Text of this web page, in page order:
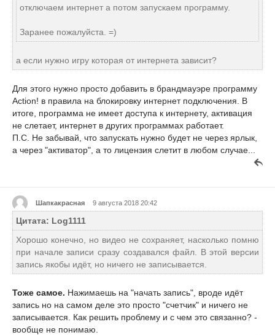
отключаем интернет а потом запускаем программу.
Заранее пожалуйста. =)
а если нужно игру которая от интернета зависит?
Для этого нужно просто добавить в брандмауэре программу
Action! в правила на блокировку интернет подключения. В
итоге, программа не имеет доступа к интернету, активация
не слетает, интернет в других программах работает.
П.С. Не забывай, что запускать нужно будет не через ярлык,
а через "активатор", а то лицензия слетит в любом случае...
Шапкакрасная 9 августа 2018 20:42
Цитата: Log1111
Хорошо конечно, но видео не сохраняет, насколько помню
при начале записи сразу создавался файл. В этой версии
запись якобы идёт, но ничего не записывается.
Тоже самое. Нажимаешь на "начать запись", вроде идёт
запись но на самом деле это просто "счетчик" и ничего не
записывается. Как решить проблему и с чем это связанно? -
вообще не понимаю.